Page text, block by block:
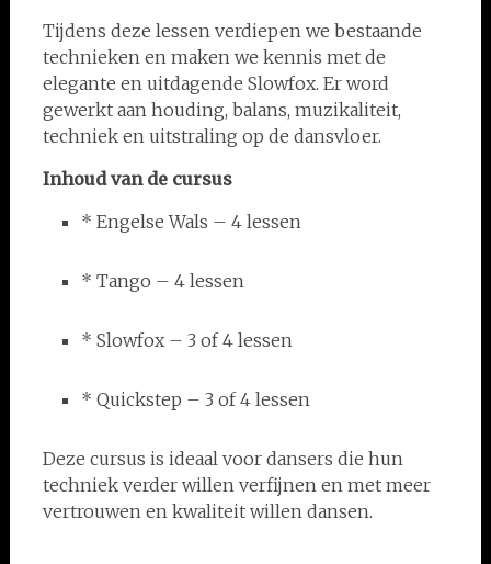
Tijdens deze lessen verdiepen we bestaande
technieken en maken we kennis met de
elegante en uitdagende Slowfox. Er word
gewerkt aan houding, balans, muzikaliteit,
techniek en uitstraling op de dansvloer.
Inhoud van de cursus
* Engelse Wals – 4 lessen
* Tango – 4 lessen
* Slowfox – 3 of 4 lessen
* Quickstep – 3 of 4 lessen
Deze cursus is ideaal voor dansers die hun
techniek verder willen verfijnen en met meer
vertrouwen en kwaliteit willen dansen.